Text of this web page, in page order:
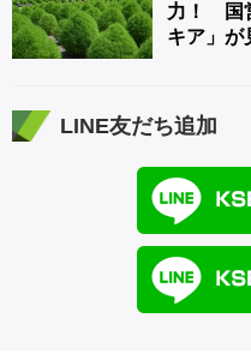
力！ 国
キア」
LINE友だち追加